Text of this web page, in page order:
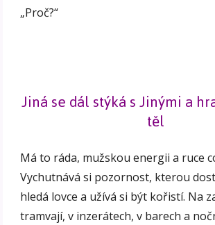
„Proč?“
Jiná se dál stýká s Jinými a
těl
Má to ráda, mužskou energii a ruce
Vychutnává si pozornost, kterou
hledá lovce a užívá si být kořistí. Na
tramvají, v inzerátech, v barech a